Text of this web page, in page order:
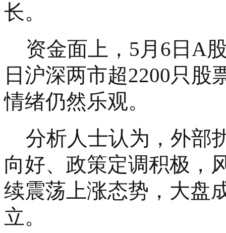
长。
资金面上， 5月6日A
日沪深两市超2200只股
情绪仍然乐观。
分析人士认为，外部
向好、政策定调积极，
续震荡上涨态势，大盘
立。